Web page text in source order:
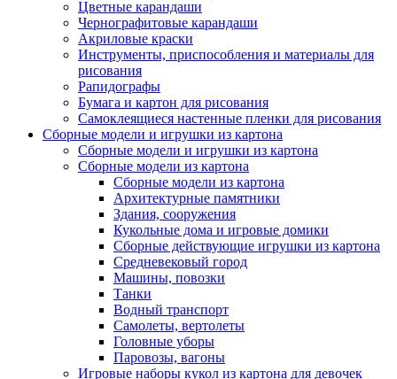
Цветные карандаши
Чернографитовые карандаши
Акриловые краски
Инструменты, приспособления и материалы для
рисования
Рапидографы
Бумага и картон для рисования
Самоклеящиеся настенные пленки для рисования
Сборные модели и игрушки из картона
Сборные модели и игрушки из картона
Сборные модели из картона
Сборные модели из картона
Архитектурные памятники
Здания, сооружения
Кукольные дома и игровые домики
Сборные действующие игрушки из картона
Средневековый город
Машины, повозки
Танки
Водный транспорт
Самолеты, вертолеты
Головные уборы
Паровозы, вагоны
Игровые наборы кукол из картона для девочек